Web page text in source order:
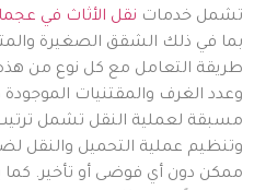
تشمل خدمات نقل الأثاث في
بما في ذلك الشقق الصغيرة
طريقة التعامل مع كل نوع من
وعدد الغرف والمقتنيات
مسبقة لعملية النقل تشمل ترتيب
وتنظيم عملية التحميل والنقل
ممكن دون أي فوضى أو تأخير.